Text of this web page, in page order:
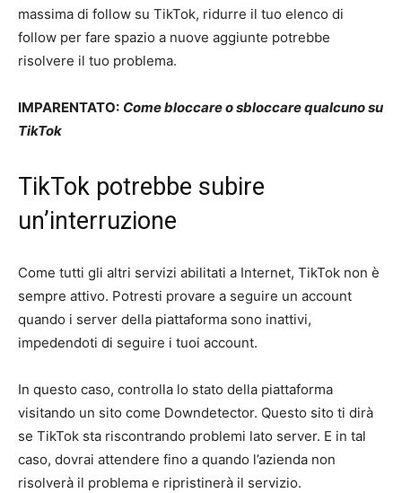
massima di follow su TikTok, ridurre il tuo elenco di
follow per fare spazio a nuove aggiunte potrebbe
risolvere il tuo problema.
IMPARENTATO: Come bloccare o sbloccare qualcuno su
TikTok
TikTok potrebbe subire
un’interruzione
Come tutti gli altri servizi abilitati a Internet, TikTok non è
sempre attivo. Potresti provare a seguire un account
quando i server della piattaforma sono inattivi,
impedendoti di seguire i tuoi account.
In questo caso, controlla lo stato della piattaforma
visitando un sito come Downdetector. Questo sito ti dirà
se TikTok sta riscontrando problemi lato server. E in tal
caso, dovrai attendere fino a quando l’azienda non
risolverà il problema e ripristinerà il servizio.